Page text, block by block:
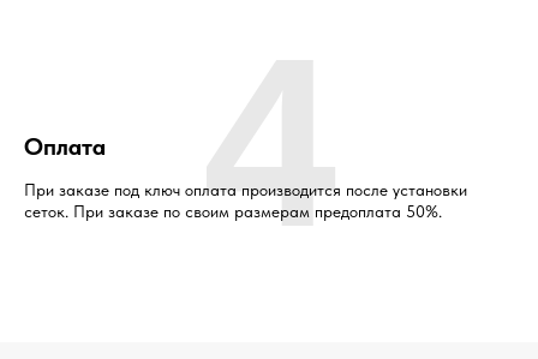
Оплата
При заказе под ключ оплата производится после установки
сеток. При заказе по своим размерам предоплата 50%.
4